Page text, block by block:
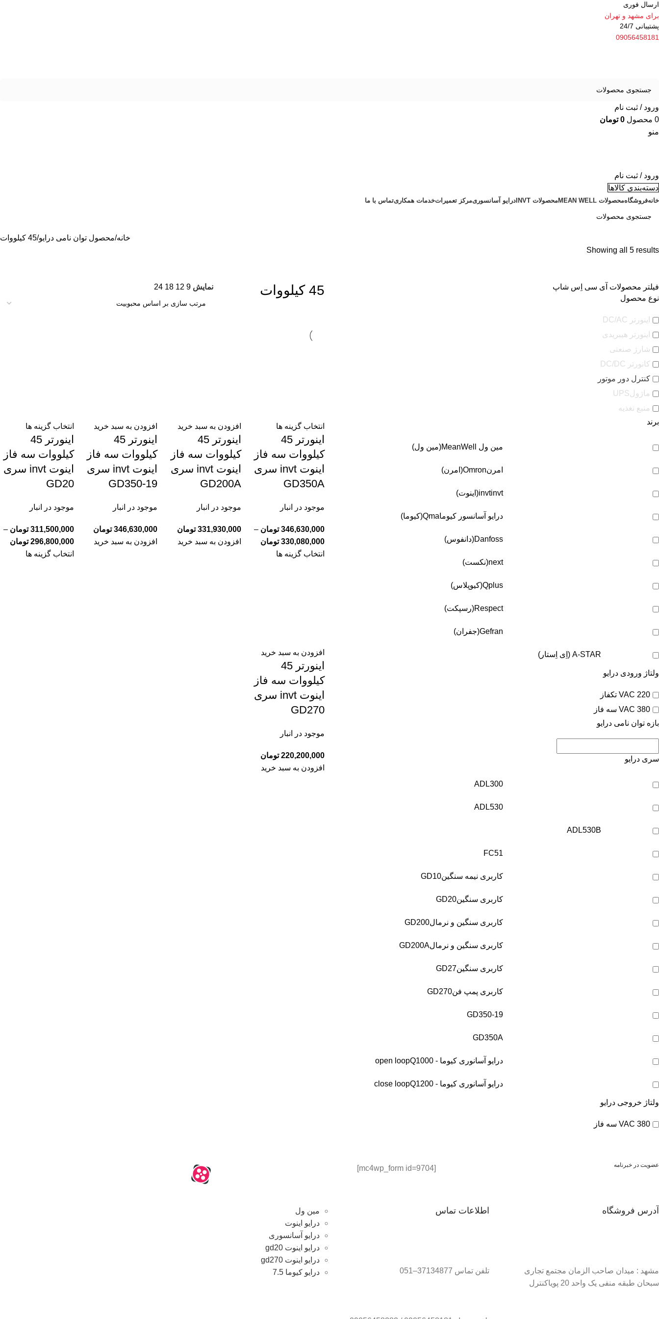
ارسال فوری
برای مشهد و تهران
پشتیبانی 24/7
09056458181
ورود / ثبت نام
0 محصول 0 تومان
منو
ورود / ثبت نام
دسته‌بندی کالاها
خانهفروشگاهمحصولات MEAN WELL محصولات INVT درایو آسانسوریمرکز تعمیراتخدمات همکاریتماس با ما
خانه محصول توان نامی درایو 45 کیلووات
Showing all 5 results
فیلتر محصولات آی سی اِس شاپ
نوع محصول
اینورتر DC/AC
اینورتر هیبریدی
شارژ صنعتی
کانورتر DC/DC
کنترل دور موتور
ماژولUPS
منبع تغذیه
برند
مین ول MeanWell(مین ول)
امرنOmron(امرن)
invtinvt(اینوت)
درایو آسانسور کیوماQma(کیوما)
Danfoss(دانفوس)
next(نکست)
Qplus(کیوپلاس)
Respect(رسپکت)
Gefran(جفران)
A-STAR (اِی اِستار)
ولتاژ ورودی درایو
220 VAC تکفاز
380 VAC سه فاز
بازه توان نامی درایو
سری درایو
ADL300
ADL530
ADL530B
FC51
کاربری نیمه سنگینGD10
کاربری سنگینGD20
کاربری سنگین و نرمالGD200
کاربری سنگین و نرمالGD200A
کاربری سنگینGD27
کاربری پمپ فنGD270
GD350-19
GD350A
درایو آسانوری کیوما - open loop Q1000
درایو آسانوری کیوما - close loop Q1200
ولتاژ خروجی درایو
380 VAC سه فاز
45 کیلووات نمایش9
12
18
24
انتخاب گزینه ها
اينورتر 45
کیلووات سه فاز
اینوت invt سری
GD350A
موجود در انبار
346,630,000 تومان –
330,080,000 تومان
انتخاب گزینه ها
افزودن به سبد خرید
اينورتر 45
کیلووات سه فاز
اینوت invt سری
GD200A
موجود در انبار
331,930,000 تومان
افزودن به سبد خرید
افزودن به سبد خرید
اينورتر 45
کیلووات سه فاز
اینوت invt سری
GD350-19
موجود در انبار
346,630,000 تومان
افزودن به سبد خرید
انتخاب گزینه ها
اينورتر 45
کیلووات سه فاز
اینوت invt سری
GD20
موجود در انبار
311,500,000 تومان –
296,800,000 تومان
انتخاب گزینه ها
افزودن به سبد خرید
اينورتر 45
کیلووات سه فاز
اینوت invt سری
GD270
موجود در انبار
220,200,000 تومان
افزودن به سبد خرید
عضویت در خبرنامه [mc4wp_form id=9704]
آدرس فروشگاه
مشهد : میدان صاحب الزمان مجتمع تجاری
سبحان طبقه منفی یک واحد 20 پویاکنترل
اطلاعات تماس
تلفن تماس 37134877–051
مین ول
درایو اینوت
درایو آسانسوری
درایو اینوت gd20
درایو اینوت gd270
درایو کیوما 7.5